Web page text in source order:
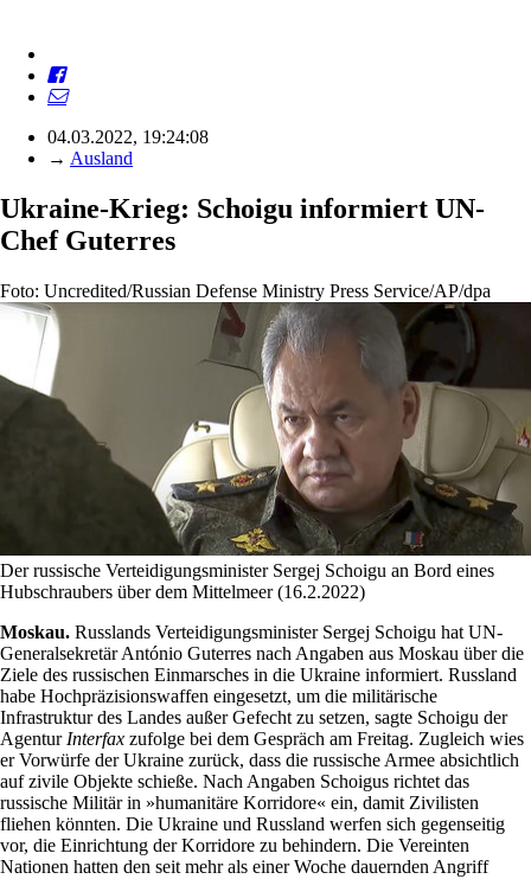
04.03.2022, 19:24:08
→ Ausland
Ukraine-Krieg: Schoigu informiert UN-
Chef Guterres
Foto: Uncredited/Russian Defense Ministry Press Service/AP/dpa
Der russische Verteidigungsminister Sergej Schoigu an Bord eines
Hubschraubers über dem Mittelmeer (16.2.2022)
Moskau. Russlands Verteidigungsminister Sergej Schoigu hat UN-
Generalsekretär António Guterres nach Angaben aus Moskau über die
Ziele des russischen Einmarsches in die Ukraine informiert. Russland
habe Hochpräzisionswaffen eingesetzt, um die militärische
Infrastruktur des Landes außer Gefecht zu setzen, sagte Schoigu der
Agentur Interfax zufolge bei dem Gespräch am Freitag. Zugleich wies
er Vorwürfe der Ukraine zurück, dass die russische Armee absichtlich
auf zivile Objekte schieße. Nach Angaben Schoigus richtet das
russische Militär in »humanitäre Korridore« ein, damit Zivilisten
fliehen könnten. Die Ukraine und Russland werfen sich gegenseitig
vor, die Einrichtung der Korridore zu behindern. Die Vereinten
Nationen hatten den seit mehr als einer Woche dauernden Angriff